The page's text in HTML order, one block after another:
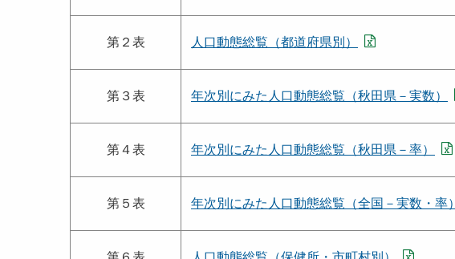
第２表 人口動態総覧（都道府県別）
第３表 年次別にみた人口動態総覧（秋田県－実数）
第４表 年次別にみた人口動態総覧（秋田県－率）
第５表 年次別にみた人口動態総覧（全国－実数・率）